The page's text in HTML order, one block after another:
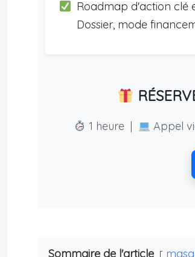
Roadmap d'action clé
Dossier, mode
1 heure | Appel
Sommaire de l'article